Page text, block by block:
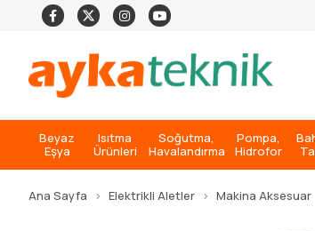
Beyaz
Eşya
Isıtma
Ürünleri
Soğutma,
Havalandırma
Pompa,
Hidrofor
Ana Sayfa Elektrikli Aletler Makina Aksesuar